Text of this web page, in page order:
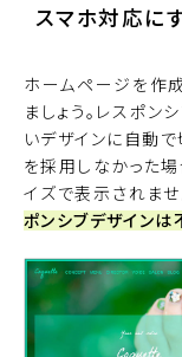
スマホ対応に
ホームページを作
ましょう。レスポン
いデザインに自動で
を採用しなかった
イズで表示されませ
ポンシブデザインは